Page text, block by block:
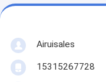
Airuisales
15315267728